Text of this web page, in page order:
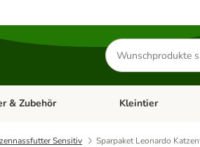
Produkte
suchen
öffnen: Katzenfutter & Zubehör
& Zubehör Kategorie-Menü
Kleintier
Sensitiv Sparpaket Leonardo